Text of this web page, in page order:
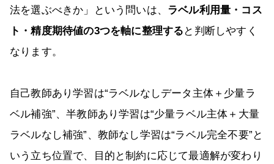
法を選ぶべきか」という問いは、 ラベル利用量・コス
ト・精度期待値の3つを軸に整理する と判断しやすく
なります。
自己教師あり学習は“ラベルなしデータ主体＋少量ラ
ベル補強”、半教師あり学習は“少量ラベル主体＋大量
ラベルなし補強”、教師なし学習は“ラベル完全不要”と
いう立ち位置で、目的と制約に応じて最適解が変わり